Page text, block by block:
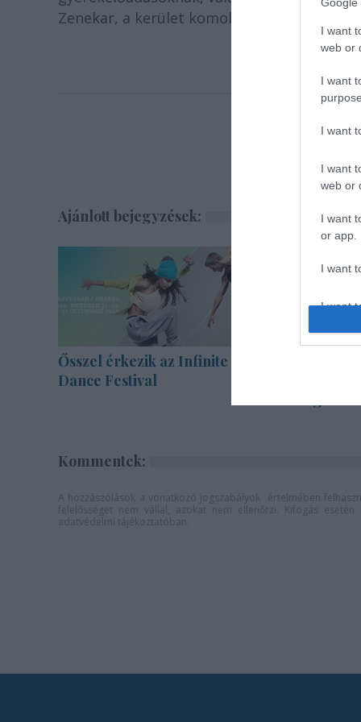
I want
web or
I want
I want
I want
web or
I want
or app.
I want
I want
Zenekar, a kerület komolyzenei életének
Ajánlott bejegyzések:
Ősszel érkezik az Infinite
Dance Festival
Kommentek: